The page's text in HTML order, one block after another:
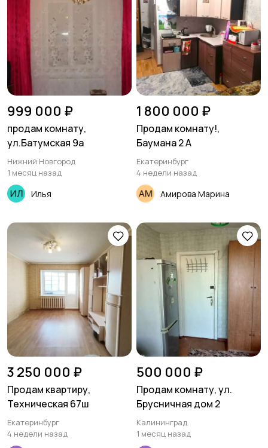
999 000 ₽
продам комнату,
ул.Батумская 9а
Нижний Новгород
1 месяц назад
Илья
1 800 000 ₽
Продам комнату!,
Баумана 2 А
Екатеринбург
4 недели назад
Амирова Марина
3 250 000 ₽
Продам квартиру,
Техническая 67ш
Екатеринбург
4 недели назад
500 000 ₽
Продам комнату, ул.
Брусничная дом 2
Калининград
1 месяц назад